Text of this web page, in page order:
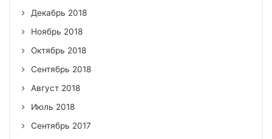
Декабрь 2018
Ноябрь 2018
Октябрь 2018
Сентябрь 2018
Август 2018
Июль 2018
Сентябрь 2017